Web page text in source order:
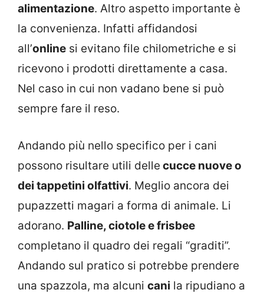
alimentazione. Altro aspetto importante è
la convenienza. Infatti affidandosi
all’online si evitano file chilometriche e si
ricevono i prodotti direttamente a casa.
Nel caso in cui non vadano bene si può
sempre fare il reso.
Andando più nello specifico per i cani
possono risultare utili delle cucce nuove o
dei tappetini olfattivi. Meglio ancora dei
pupazzetti magari a forma di animale. Li
adorano. Palline, ciotole e frisbee
completano il quadro dei regali “graditi”.
Andando sul pratico si potrebbe prendere
una spazzola, ma alcuni cani la ripudiano a